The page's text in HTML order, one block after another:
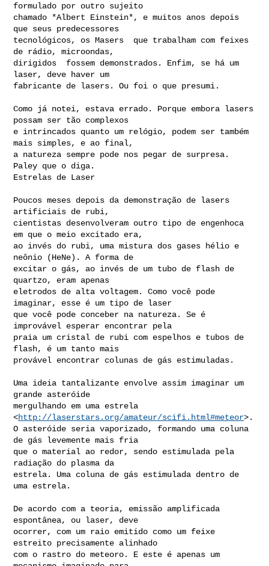
formulado por outro sujeito
chamado *Albert Einstein*, e muitos anos depois
que seus predecessores
tecnológicos, os Masers  que trabalham com feixes
de rádio, microondas,
dirigidos  fossem demonstrados. Enfim, se há um
laser, deve haver um
fabricante de lasers. Ou foi o que presumi.
Como já notei, estava errado. Porque embora lasers
possam ser tão complexos
e intrincados quanto um relógio, podem ser também
mais simples, e ao final,
a natureza sempre pode nos pegar de surpresa.
Paley que o diga.
Estrelas de Laser
Poucos meses depois da demonstração de lasers
artificiais de rubi,
cientistas desenvolveram outro tipo de engenhoca
em que o meio excitado era,
ao invés do rubi, uma mistura dos gases hélio e
neônio (HeNe). A forma de
excitar o gás, ao invés de um tubo de flash de
quartzo, eram apenas
eletrodos de alta voltagem. Como você pode
imaginar, esse é um tipo de laser
que você pode conceber na natureza. Se é
improvável esperar encontrar pela
praia um cristal de rubi com espelhos e tubos de
flash, é um tanto mais
provável encontrar colunas de gás estimuladas.
Uma ideia tantalizante envolve assim imaginar um
grande asteróide
mergulhando em uma estrela
<http://laserstars.org/amateur/scifi.html#meteor>.
O asteróide seria vaporizado, formando uma coluna
de gás levemente mais fria
que o material ao redor, sendo estimulada pela
radiação do plasma da
estrela. Uma coluna de gás estimulada dentro de
uma estrela.
De acordo com a teoria, emissão amplificada
espontânea, ou laser, deve
ocorrer, com um raio emitido como um feixe
estreito precisamente alinhado
com o rastro do meteoro. E este é apenas um